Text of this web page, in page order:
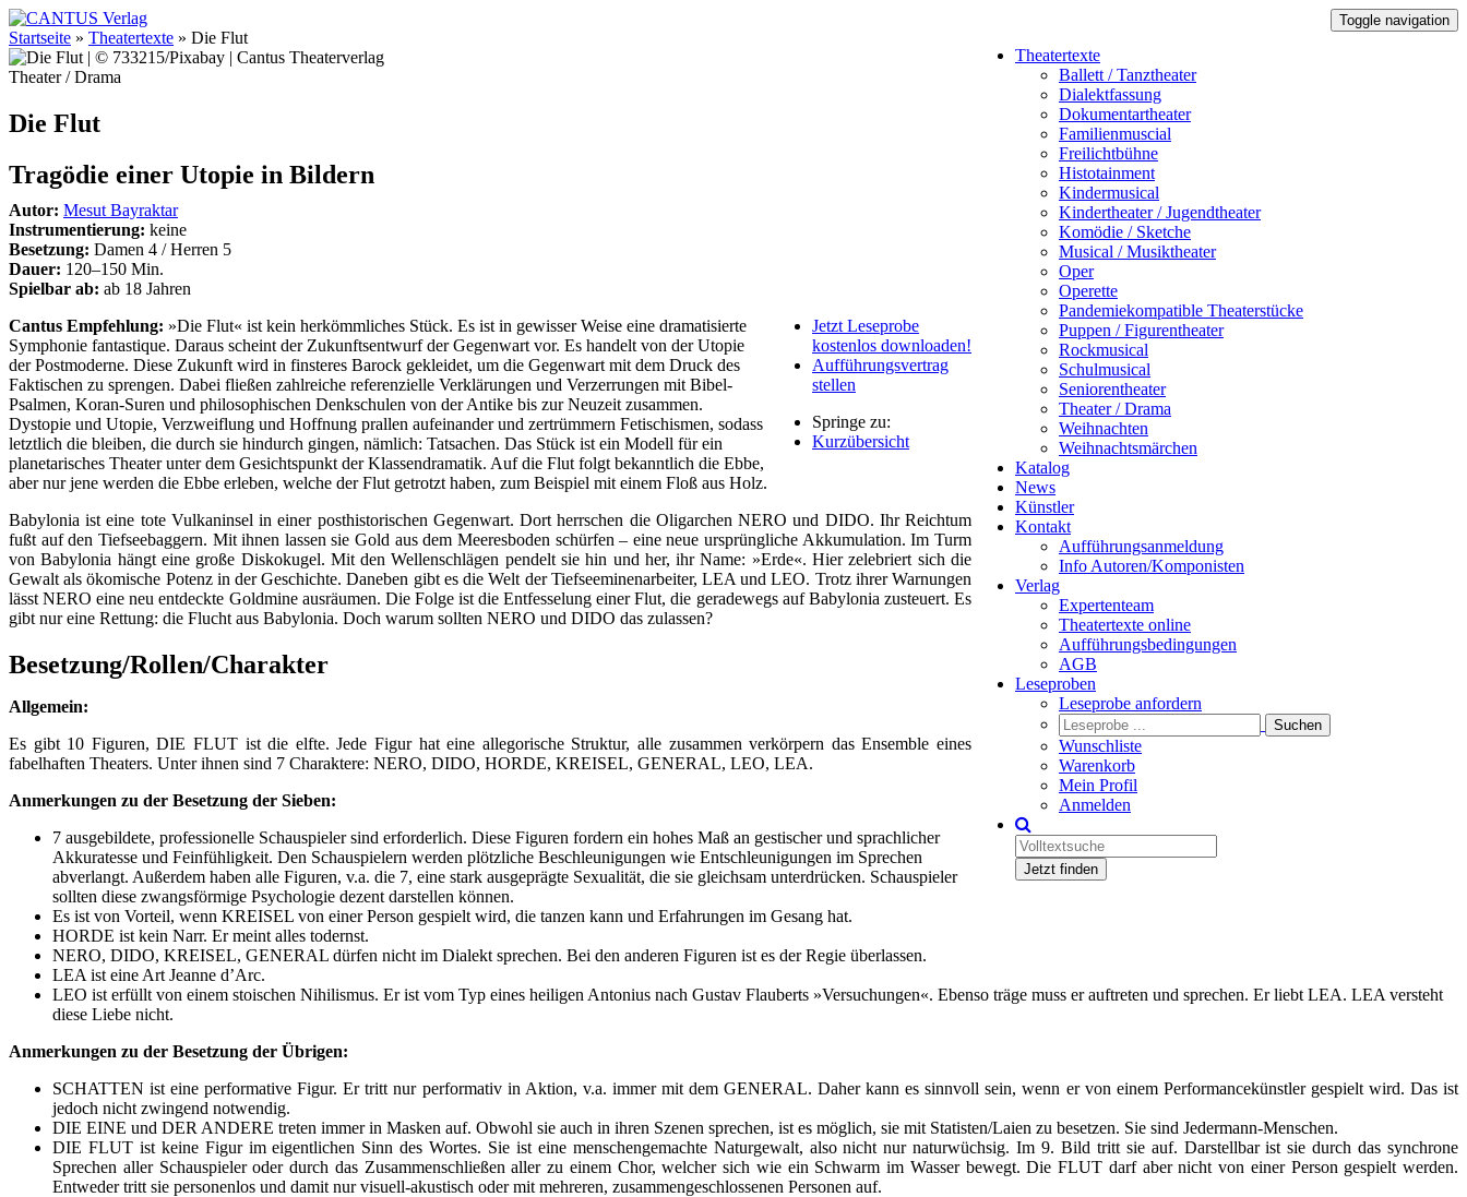
Toggle navigation
Theatertexte
Ballett / Tanztheater
Dialektfassung
Dokumentartheater
Familienmuscial
Freilichtbühne
Histotainment
Kindermusical
Kindertheater / Jugendtheater
Komödie / Sketche
Musical / Musiktheater
Oper
Operette
Pandemiekompatible Theaterstücke
Puppen / Figurentheater
Rockmusical
Schulmusical
Seniorentheater
Theater / Drama
Weihnachten
Weihnachtsmärchen
Katalog
News
Künstler
Kontakt
Aufführungsanmeldung
Info Autoren/Komponisten
Verlag
Expertenteam
Theatertexte online
Aufführungsbedingungen
AGB
Leseproben
Leseprobe anfordern
Wunschliste
Warenkorb
Mein Profil
Anmelden
Jetzt finden
Startseite » Theatertexte » Die Flut
Theater / Drama
Die Flut
Tragödie einer Utopie in Bildern
Autor: Mesut Bayraktar
Instrumentierung: keine
Besetzung: Damen 4 / Herren 5
Dauer: 120–150 Min.
Spielbar ab: ab 18 Jahren
Jetzt Leseprobe
kostenlos downloaden!
Aufführungsvertrag
stellen
Springe zu:
Kurzübersicht
Cantus Empfehlung: »Die Flut« ist kein herkömmliches Stück. Es ist in gewisser Weise eine dramatisierte
Symphonie fantastique. Daraus scheint der Zukunftsentwurf der Gegenwart vor. Es handelt von der Utopie
der Postmoderne. Diese Zukunft wird in finsteres Barock gekleidet, um die Gegenwart mit dem Druck des
Faktischen zu sprengen. Dabei fließen zahlreiche referenzielle Verklärungen und Verzerrungen mit Bibel-
Psalmen, Koran-Suren und philosophischen Denkschulen von der Antike bis zur Neuzeit zusammen.
Dystopie und Utopie, Verzweiflung und Hoffnung prallen aufeinander und zertrümmern Fetischismen, sodass
letztlich die bleiben, die durch sie hindurch gingen, nämlich: Tatsachen. Das Stück ist ein Modell für ein
planetarisches Theater unter dem Gesichtspunkt der Klassendramatik. Auf die Flut folgt bekanntlich die Ebbe,
aber nur jene werden die Ebbe erleben, welche der Flut getrotzt haben, zum Beispiel mit einem Floß aus Holz.
Babylonia ist eine tote Vulkaninsel in einer posthistorischen Gegenwart. Dort herrschen die Oligarchen NERO und DIDO. Ihr Reichtum
fußt auf den Tiefseebaggern. Mit ihnen lassen sie Gold aus dem Meeresboden schürfen – eine neue ursprüngliche Akkumulation. Im Turm
von Babylonia hängt eine große Diskokugel. Mit den Wellenschlägen pendelt sie hin und her, ihr Name: »Erde«. Hier zelebriert sich die
Gewalt als ökomische Potenz in der Geschichte. Daneben gibt es die Welt der Tiefseeminenarbeiter, LEA und LEO. Trotz ihrer Warnungen
lässt NERO eine neu entdeckte Goldmine ausräumen. Die Folge ist die Entfesselung einer Flut, die geradewegs auf Babylonia zusteuert. Es
gibt nur eine Rettung: die Flucht aus Babylonia. Doch warum sollten NERO und DIDO das zulassen?
Besetzung/Rollen/Charakter
Allgemein:
Es gibt 10 Figuren, DIE FLUT ist die elfte. Jede Figur hat eine allegorische Struktur, alle zusammen verkörpern das Ensemble eines
fabelhaften Theaters. Unter ihnen sind 7 Charaktere: NERO, DIDO, HORDE, KREISEL, GENERAL, LEO, LEA.
Anmerkungen zu der Besetzung der Sieben:
7 ausgebildete, professionelle Schauspieler sind erforderlich. Diese Figuren fordern ein hohes Maß an gestischer und sprachlicher
Akkuratesse und Feinfühligkeit. Den Schauspielern werden plötzliche Beschleunigungen wie Entschleunigungen im Sprechen
abverlangt. Außerdem haben alle Figuren, v.a. die 7, eine stark ausgeprägte Sexualität, die sie gleichsam unterdrücken. Schauspieler
sollten diese zwangsförmige Psychologie dezent darstellen können.
Es ist von Vorteil, wenn KREISEL von einer Person gespielt wird, die tanzen kann und Erfahrungen im Gesang hat.
HORDE ist kein Narr. Er meint alles todernst.
NERO, DIDO, KREISEL, GENERAL dürfen nicht im Dialekt sprechen. Bei den anderen Figuren ist es der Regie überlassen.
LEA ist eine Art Jeanne d’Arc.
LEO ist erfüllt von einem stoischen Nihilismus. Er ist vom Typ eines heiligen Antonius nach Gustav Flauberts »Versuchungen«. Ebenso träge muss er auftreten und sprechen. Er liebt LEA. LEA versteht
diese Liebe nicht.
Anmerkungen zu der Besetzung der Übrigen:
SCHATTEN ist eine performative Figur. Er tritt nur performativ in Aktion, v.a. immer mit dem GENERAL. Daher kann es sinnvoll sein, wenn er von einem Performancekünstler gespielt wird. Das ist
jedoch nicht zwingend notwendig.
DIE EINE und DER ANDERE treten immer in Masken auf. Obwohl sie auch in ihren Szenen sprechen, ist es möglich, sie mit Statisten/Laien zu besetzen. Sie sind Jedermann-Menschen.
DIE FLUT ist keine Figur im eigentlichen Sinn des Wortes. Sie ist eine menschengemachte Naturgewalt, also nicht nur naturwüchsig. Im 9. Bild tritt sie auf. Darstellbar ist sie durch das synchrone
Sprechen aller Schauspieler oder durch das Zusammenschließen aller zu einem Chor, welcher sich wie ein Schwarm im Wasser bewegt. Die FLUT darf aber nicht von einer Person gespielt werden.
Entweder tritt sie personenlos und damit nur visuell-akustisch oder mit mehreren, zusammengeschlossenen Personen auf.